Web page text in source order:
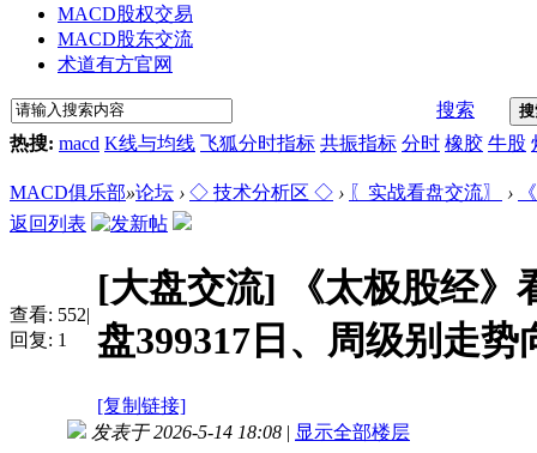
MACD股权交易
MACD股东交流
术道有方官网
搜索
热搜: macd K线与均线 飞狐分时指标 共振指标 分时 橡胶 牛股
MACD俱乐部»论坛 › ◇ 技术分析区 ◇ › 〖实战看盘交流〗 ›
返回列表
查看: 552|
回复: 1
[大盘交流]
《太极股经
盘399317日、周级别走势
[复制链接]
发表于 2026-5-14 18:08 | 显示全部楼层